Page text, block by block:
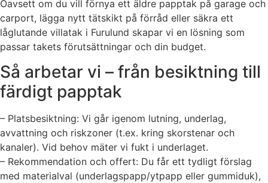
Oavsett om du vill förnya ett äldre papptak på garage och
carport, lägga nytt tätskikt på förråd eller säkra ett
låglutande villatak i Furulund skapar vi en lösning som
passar takets förutsättningar och din budget.
Så arbetar vi – från besiktning till
färdigt papptak
– Platsbesiktning: Vi går igenom lutning, underlag,
avvattning och riskzoner (t.ex. kring skorstenar och
kanaler). Vid behov mäter vi fukt i underlaget.
– Rekommendation och offert: Du får ett tydligt förslag
med materialval (underlagspapp/ytpapp eller gummiduk),